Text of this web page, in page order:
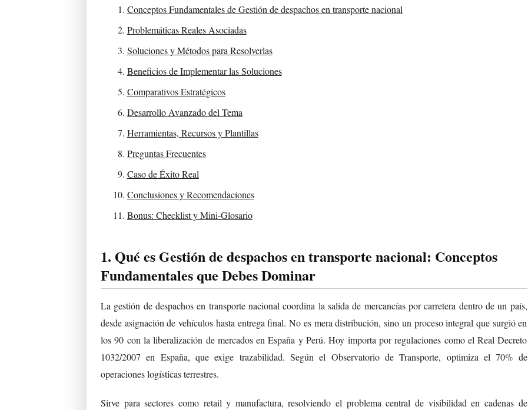
Conceptos Fundamentales de Gestión de despachos en transporte nacional
Problemáticas Reales Asociadas
Soluciones y Métodos para Resolverlas
Beneficios de Implementar las Soluciones
Comparativos Estratégicos
Desarrollo Avanzado del Tema
Herramientas, Recursos y Plantillas
Preguntas Frecuentes
Caso de Éxito Real
Conclusiones y Recomendaciones
Bonus: Checklist y Mini-Glosario
1. Qué es Gestión de despachos en transporte nacional: Conceptos
Fundamentales que Debes Dominar
La gestión de despachos en transporte nacional coordina la salida de mercancías por carretera dentro de un país,
desde asignación de vehículos hasta entrega final. No es mera distribución, sino un proceso integral que surgió en
los 90 con la liberalización de mercados en España y Perú. Hoy importa por regulaciones como el Real Decreto
1032/2007 en España, que exige trazabilidad. Según el Observatorio de Transporte, optimiza el 70% de
operaciones logísticas terrestres.
Sirve para sectores como retail y manufactura, resolviendo el problema central de visibilidad en cadenas de